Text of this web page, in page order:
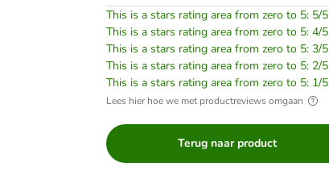
This is a stars rating area from zero to 5: 5/5
This is a stars rating area from zero to 5: 4/5
This is a stars rating area from zero to 5: 3/5
This is a stars rating area from zero to 5: 2/5
This is a stars rating area from zero to 5: 1/5
Lees hier hoe we met productreviews omgaan
Terug naar product